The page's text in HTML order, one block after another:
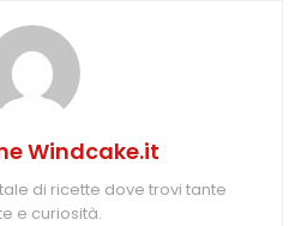
Windcake.it
di ricette dove trovi tante
e curiosità.